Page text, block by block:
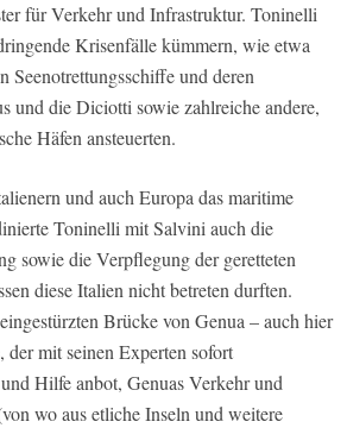
für Verkehr und Infrastruktur. Toninelli
Krisenfälle kümmern, wie etwa
Seenotrettungsschiffe und deren
und die Diciotti sowie zahlreiche andere,
Häfen ansteuerten.
und auch Europa das maritime
Toninelli mit Salvini auch die
sowie die Verpflegung der geretteten
diese Italien nicht betreten durften.
Brücke von Genua – auch hier
mit seinen Experten sofort
Hilfe anbot, Genuas Verkehr und
wo aus etliche Inseln und weitere